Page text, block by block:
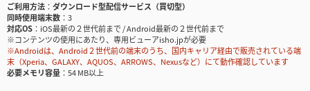
ご利用方法
ダウンロード型配信サービス（買切型）
同時使用端末数
3
対応OS
iOS最新の２世代前まで / Android最新の２世代前まで
※コンテンツの使用にあたり、専用ビューアisho.jpが必要
※Androidは、Android２世代前の端末のうち、国内キャリア経由で販売されている端
末（Xperia、GALAXY、AQUOS、ARROWS、Nexusなど）にて動作確認しています
必要メモリ容量
54 MB以上